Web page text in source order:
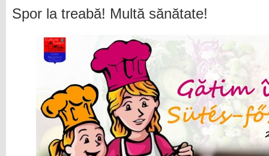
Spor la treabă! Multă sănătate!